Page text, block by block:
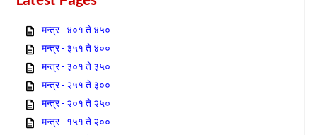
मन्त्र - ४०१ ते ४५०
मन्त्र - ३५१ ते ४००
मन्त्र - ३०१ ते ३५०
मन्त्र - २५१ ते ३००
मन्त्र - २०१ ते २५०
मन्त्र - १५१ ते २००